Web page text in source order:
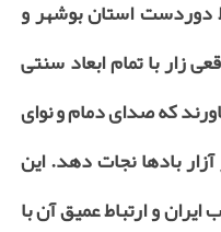
دوردست استان بوشهر و
زار با تمام ابعاد سنتی
که صدای دمام و نوای
آزار بادها نجات دهد. این
و ارتباط عمیق آن با